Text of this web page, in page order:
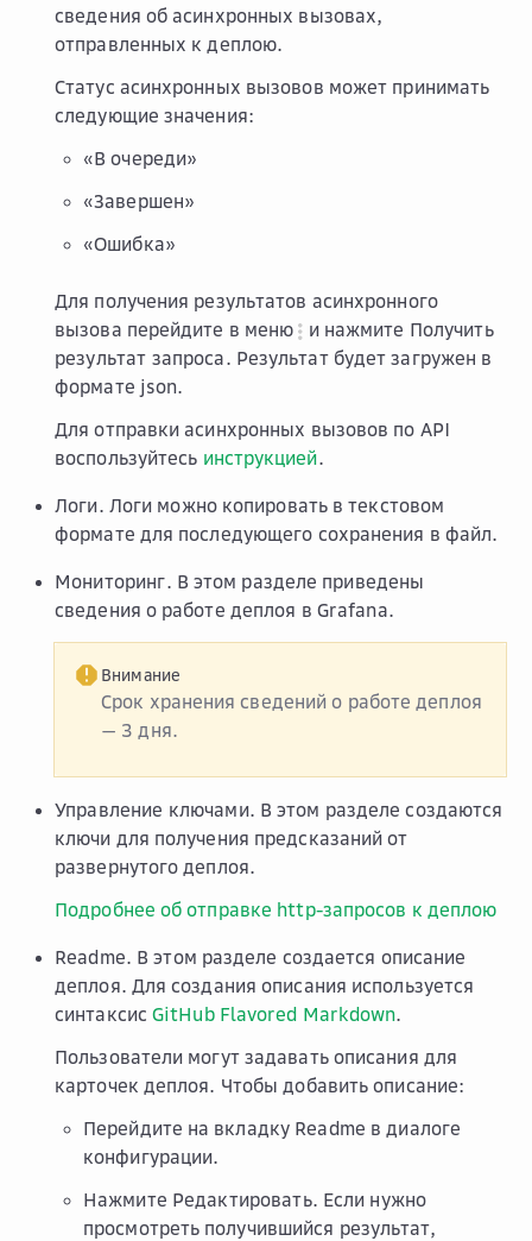
сведения об асинхронных вызовах,
отправленных к деплою.
Статус асинхронных вызовов может принимать
следующие значения:
«В очереди»
«Завершен»
«Ошибка»
Для получения результатов асинхронного
вызова перейдите в меню и нажмите Получить
результат запроса. Результат будет загружен в
формате json.
Для отправки асинхронных вызовов по API
воспользуйтесь инструкцией.
Логи. Логи можно копировать в текстовом
формате для последующего сохранения в файл.
Мониторинг. В этом разделе приведены
сведения о работе деплоя в Grafana.
Внимание
Срок хранения сведений о работе деплоя
— 3 дня.
Управление ключами. В этом разделе создаются
ключи для получения предсказаний от
развернутого деплоя.
Подробнее об отправке http-запросов к деплою
Readme. В этом разделе создается описание
деплоя. Для создания описания используется
синтаксис GitHub Flavored Markdown.
Пользователи могут задавать описания для
карточек деплоя. Чтобы добавить описание:
Перейдите на вкладку Readme в диалоге
конфигурации.
Нажмите Редактировать. Если нужно
просмотреть получившийся результат,